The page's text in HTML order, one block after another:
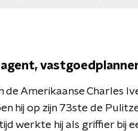
Amerikaanse Charles
hij op zijn 73ste de
werkte hij als griffier bij